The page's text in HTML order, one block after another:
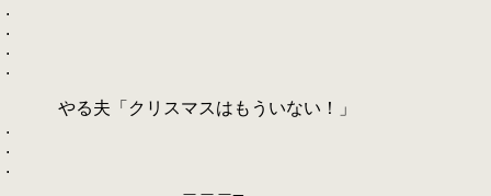
.
.
.
.
やる夫「クリスマスはもういない！」
.
.
.